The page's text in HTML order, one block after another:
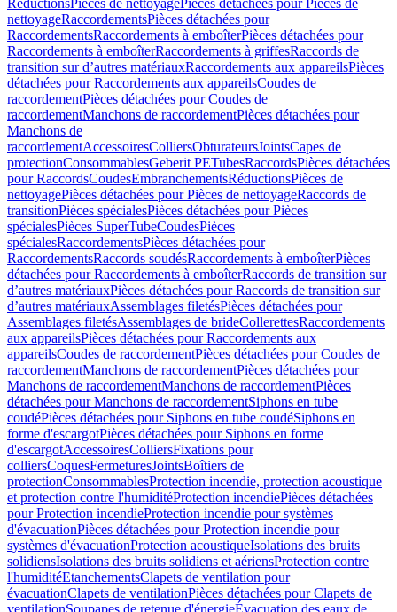
RéductionsPièces de nettoyagePièces détachées pour Pièces de
nettoyageRaccordementsPièces détachées pour
RaccordementsRaccordements à emboîterPièces détachées pour
Raccordements à emboîterRaccordements à griffesRaccords de
transition sur d’autres matériauxRaccordements aux appareilsPièces
détachées pour Raccordements aux appareilsCoudes de
raccordementPièces détachées pour Coudes de
raccordementManchons de raccordementPièces détachées pour
Manchons de
raccordementAccessoiresColliersObturateursJointsCapes de
protectionConsommablesGeberit PETubesRaccordsPièces détachées
pour RaccordsCoudesEmbranchementsRéductionsPièces de
nettoyagePièces détachées pour Pièces de nettoyageRaccords de
transitionPièces spécialesPièces détachées pour Pièces
spécialesPièces SuperTubeCoudesPièces
spécialesRaccordementsPièces détachées pour
RaccordementsRaccords soudésRaccordements à emboîterPièces
détachées pour Raccordements à emboîterRaccords de transition sur
d’autres matériauxPièces détachées pour Raccords de transition sur
d’autres matériauxAssemblages filetésPièces détachées pour
Assemblages filetésAssemblages de brideCollerettesRaccordements
aux appareilsPièces détachées pour Raccordements aux
appareilsCoudes de raccordementPièces détachées pour Coudes de
raccordementManchons de raccordementPièces détachées pour
Manchons de raccordementManchons de raccordementPièces
détachées pour Manchons de raccordementSiphons en tube
coudéPièces détachées pour Siphons en tube coudéSiphons en
forme d'escargotPièces détachées pour Siphons en forme
d'escargotAccessoiresColliersFixations pour
colliersCoquesFermeturesJointsBoîtiers de
protectionConsommablesProtection incendie, protection acoustique
et protection contre l'humiditéProtection incendiePièces détachées
pour Protection incendieProtection incendie pour systèmes
d'évacuationPièces détachées pour Protection incendie pour
systèmes d'évacuationProtection acoustiqueIsolations des bruits
solidiensIsolations des bruits solidiens et aériensProtection contre
l'humiditéEtanchementsClapets de ventilation pour
évacuationClapets de ventilationPièces détachées pour Clapets de
ventilationSoupapes de retenue d'énergieÉvacuation des eaux de